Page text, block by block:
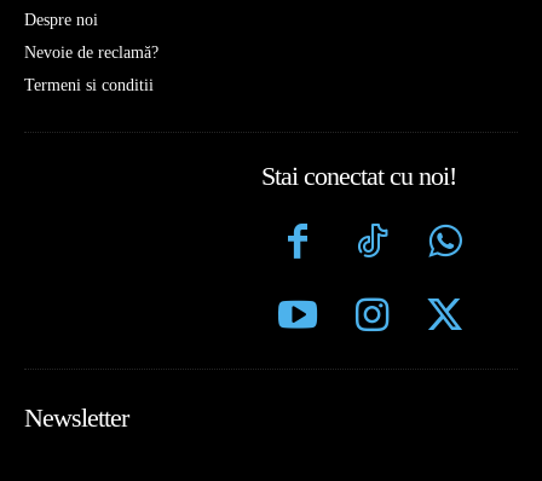
Despre noi
Nevoie de reclamă?
Termeni si conditii
Stai conectat cu noi!
Newsletter